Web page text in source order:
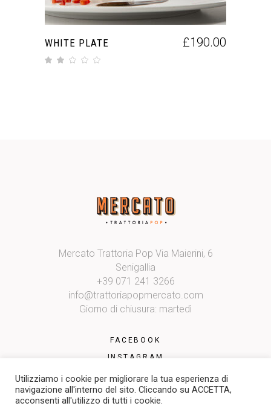
WHITE PLATE £190.00
Mercato Trattoria Pop Via Maierini, 6
Senigallia
+39 071 241 3266
info@trattoriapopmercato.com
Giorno di chiusura: martedì
FACEBOOK
INSTAGRAM
Utilizziamo i cookie per migliorare la tua esperienza di
navigazione all'interno del sito. Cliccando su ACCETTA,
acconsenti all'utilizzo di tutti i cookie.